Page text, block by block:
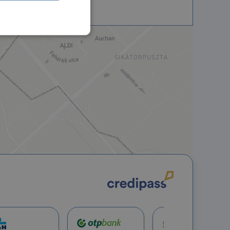
és a
látogatói cookie-
a Cookie-